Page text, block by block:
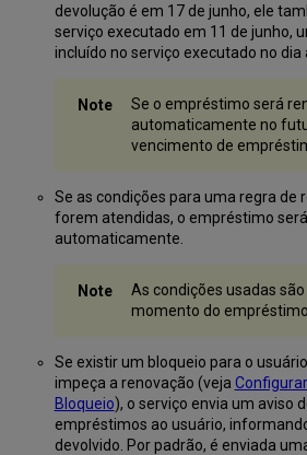
devolução é em 17 de junho, ele
serviço executado em 11 de junho,
incluído no serviço executado no dia
Se o empréstimo será
automaticamente no
vencimento de
Se as condições para uma regra de
forem atendidas, o empréstimo
automaticamente.
As condições usadas
momento do
Se existir um bloqueio para o
impeça a renovação (veja
Bloqueio), o serviço envia um aviso
empréstimos ao usuário,
devolvido. Por padrão, é enviada